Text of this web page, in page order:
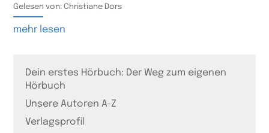
Gelesen von: Christiane Dors
mehr lesen
Dein erstes Hörbuch: Der Weg zum eigenen
Hörbuch
Unsere Autoren A-Z
Verlagsprofil